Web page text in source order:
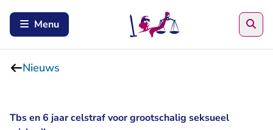
Menu
Nieuws
Tbs en 6 jaar celstraf voor grootschalig seksueel